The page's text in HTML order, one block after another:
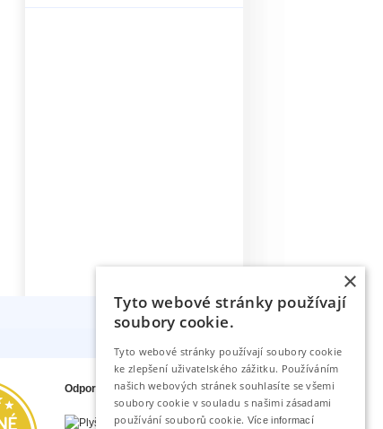
Odporúčame tiež
×
Tyto webové stránky používají
soubory cookie.
Tyto webové stránky používají soubory cookie
ke zlepšení uživatelského zážitku. Používáním
našich webových stránek souhlasíte se všemi
soubory cookie v souladu s našimi zásadami
používání souborů cookie. Více informací